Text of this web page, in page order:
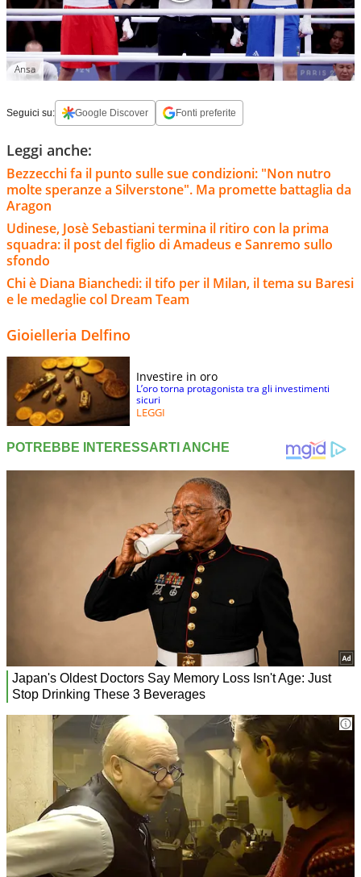
Ansa
Seguici su: Google Discover Fonti preferite
Leggi anche:
Bezzecchi fa il punto sulle sue condizioni: "Non nutro
molte speranze a Silverstone". Ma promette battaglia da
Aragon
Udinese, Josè Sebastiani termina il ritiro con la prima
squadra: il post del figlio di Amadeus e Sanremo sullo
sfondo
Chi è Diana Bianchedi: il tifo per il Milan, il tema su Baresi
e le medaglie col Dream Team
Gioielleria Delfino
Investire in oro
L’oro torna protagonista tra gli investimenti
sicuri
LEGGI